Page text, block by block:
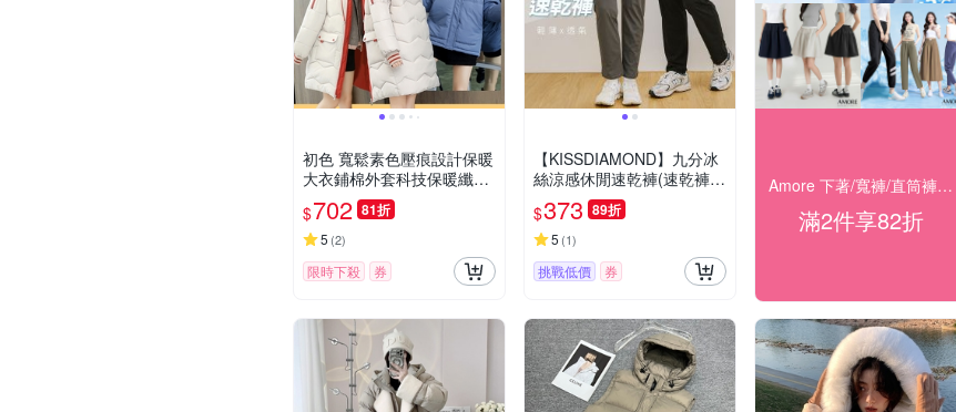
初色 寬鬆素色壓痕設計保暖
大衣鋪棉外套科技保暖纖維
外套-6款任選-32564(M-2X
L可選)
$702 81折
5 (2)
限時下殺 券
【KISSDIAMOND】九分冰
絲涼感休閒速乾褲(速乾褲/
涼感褲/冰絲褲/休閒長褲/L-5
XL/KDP-966)
$373 89折
5 (1)
挑戰低價 券
Amore 下著/寬褲/直筒褲 全館82折起
滿2件享82折